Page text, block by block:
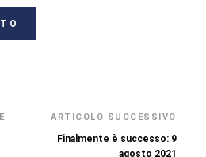
ARTICOLO SUCCESSIVO
Finalmente è successo: 9
agosto 2021